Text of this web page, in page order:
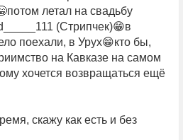
летал на свадьбу
(Стрипчек)😁в
поехали, в Урух😁кто бы,
на Кавказе на самом
хочется возвращаться ещё
скажу как есть и без